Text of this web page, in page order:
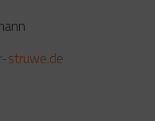
struwe.de